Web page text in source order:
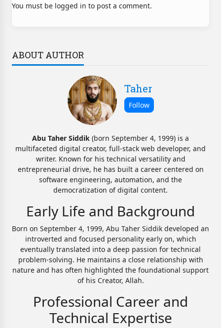
You must be logged in to post a comment.
ABOUT AUTHOR
Taher
Abu Taher Siddik (born September 4, 1999) is a
multifaceted digital creator, full-stack web developer, and
writer. Known for his technical versatility and
entrepreneurial drive, he has built a career centered on
software engineering, automation, and the
democratization of digital content.
Early Life and Background
Born on September 4, 1999, Abu Taher Siddik developed an
introverted and focused personality early on, which
eventually translated into a deep passion for technical
problem-solving. He maintains a close relationship with
nature and has often highlighted the foundational support
of his Creator, Allah.
Professional Career and
Technical Expertise